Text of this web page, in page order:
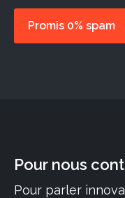
Promis 0% spam
Pour nous
Pour parler